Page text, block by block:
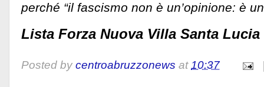
perché “il fascismo non è un’opinione: è
Lista Forza Nuova Villa Santa
Posted by centroabruzzonews at10:37